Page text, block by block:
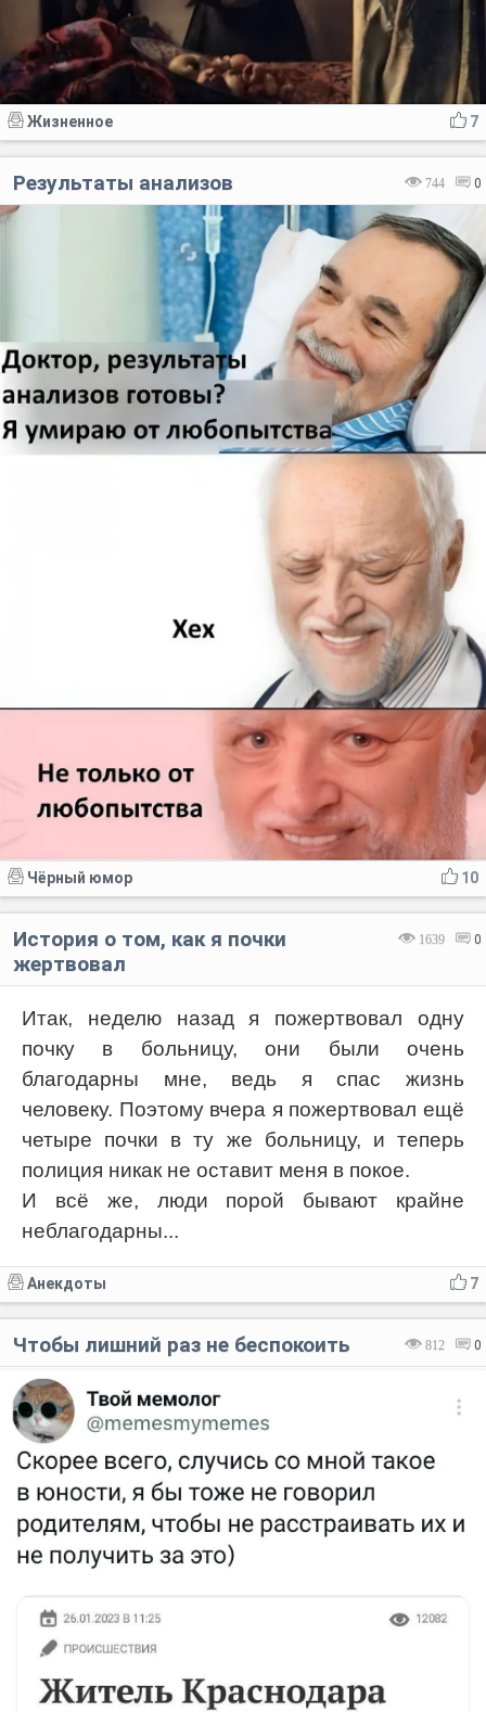
7
Жизненное
744 0
Результаты анализов
10
Чёрный юмор
1639 0
История о том, как я почки
жертвовал
Итак, неделю назад я пожертвовал одну
почку в больницу, они были очень
благодарны мне, ведь я спас жизнь
человеку. Поэтому вчера я пожертвовал ещё
четыре почки в ту же больницу, и теперь
полиция никак не оставит меня в покое.
И всё же, люди порой бывают крайне
неблагодарны...
7
Анекдоты
812 0
Чтобы лишний раз не беспокоить